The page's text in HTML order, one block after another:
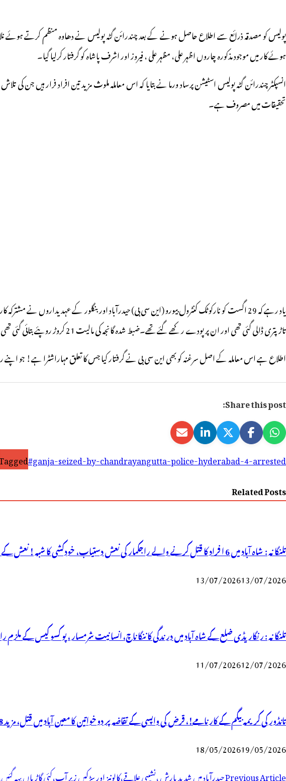
ہوئے کار میں موجود مذکورہ چاروں اظہر علی، مظہر علی ، فیروز اور اشرف پاشاہ کو گرفتار کرلیا گیا۔
انسپکٹر چندرائن گٹہ پولیس اسٹیشن پرساد ورما نے بتایا کہ اس معاملہ ملوث مزید تین افراد فرار ہیں
تحقیقات میں مصروف ہے۔
تاڑپتری ڈالی گئی تھی اور ان پر پودے رکھے گئے تھے۔ضبط شدہ گانجہ کی مالیت 21 کروڑ روپئے بتائی گئی تھی اور اس سلسلہ میں تین افراد کو گرفتار کرلیا گیا تھا۔
اطلاع ہے اس معاملہ کے اصل سرغنہ کو بھی این سی بی نے گرفتار کیا جس کا تعلق مہاراشٹرا ہے! جو اپنے
Share this post:
#ganja-seized-by-chandrayangutta-police-hyderabad-4-arrested-
Related Posts
تلنگانہ : شاہ آباد میں 6 ا فراد کا قتل کرنے والے راجکمار کی نعش دستیاب، خودکشی کا شبہ ! نعش کے ساتھ زہر کی بوتل پائی گئی
13/07/202613/07/2026
تلنگانہ : رنگاریڈی ضلع کے شاہ آباد میں درندگی کا ننگا ناچ، انسانیت شرمسار ، پو کسو کیس کے ملزم راجکمار کے ہاتھوں 6 افراد بشمول 2 معصوم
11/07/202612/07/2026
تانڈور کی کریمہ بیگم کے کارنامے!، قرض کی واپسی کے تقاضہ پر دو خواتین کا معین آباد میں قتل، مزید 8 خواتین کی پولیس میں شکایت
18/05/202619/05/2026
پوسٹوں
Previous Articleحیدرآباد میں شدید بارش ،نشیبی علاقے،کالونیز اور سڑکیں زیر آب،کئی گاڑیاں بہہ